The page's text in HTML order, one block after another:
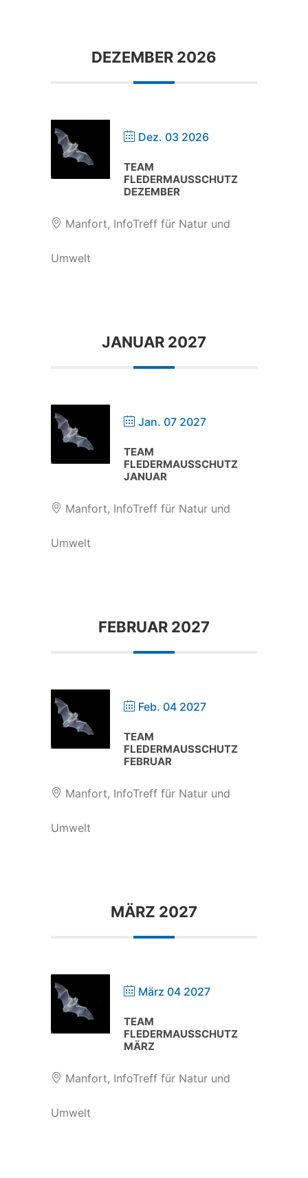
DEZEMBER 2026
Dez. 03 2026
TEAM
FLEDERMAUSSCHUTZ
DEZEMBER
Manfort, InfoTreff für Natur und
Umwelt
JANUAR 2027
Jan. 07 2027
TEAM
FLEDERMAUSSCHUTZ
JANUAR
Manfort, InfoTreff für Natur und
Umwelt
FEBRUAR 2027
Feb. 04 2027
TEAM
FLEDERMAUSSCHUTZ
FEBRUAR
Manfort, InfoTreff für Natur und
Umwelt
MÄRZ 2027
März 04 2027
TEAM
FLEDERMAUSSCHUTZ
MÄRZ
Manfort, InfoTreff für Natur und
Umwelt